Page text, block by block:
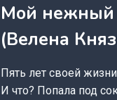
Мой нежный
(Велена
Пять лет своей
И что? Попала под